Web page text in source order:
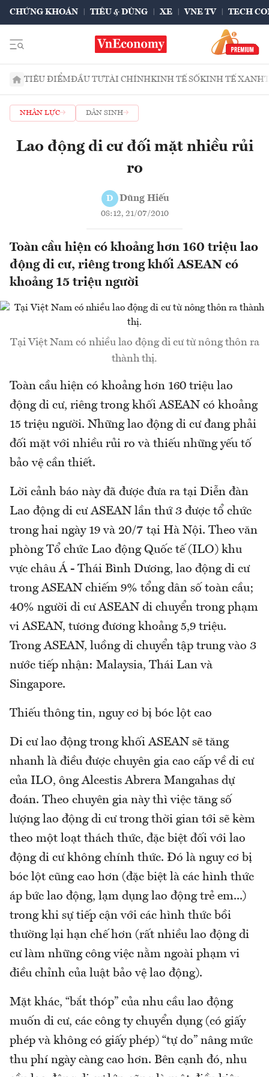
CHỨNG KHOÁN TIÊU & DÙNG XE VNE TV TECH
TIÊU ĐIỂMĐẦU TƯTÀI CHÍNHKINH TẾ SỐKINH TẾ XANH
NHÂN LỰC DÂN SINH
Lao động di cư đối mặt nhiều rủi
ro
D Dũng Hiếu
08:12, 21/07/2010
Toàn cầu hiện có khoảng hơn 160 triệu lao
động di cư, riêng trong khối ASEAN có
khoảng 15 triệu người
Tại Việt Nam có nhiều lao động di cư từ nông thôn ra
thành thị.
Toàn cầu hiện có khoảng hơn 160 triệu lao
động di cư, riêng trong khối ASEAN có khoảng
15 triệu người. Những lao động di cư đang phải
đối mặt với nhiều rủi ro và thiếu những yếu tố
bảo vệ cần thiết.
Lời cảnh báo này đã được đưa ra tại Diễn đàn
Lao động di cư ASEAN lần thứ 3 được tổ chức
trong hai ngày 19 và 20/7 tại Hà Nội. Theo văn
phòng Tổ chức Lao động Quốc tế (ILO) khu
vực châu Á - Thái Bình Dương, lao động di cư
trong ASEAN chiếm 9% tổng dân số toàn cầu;
40% người di cư ASEAN di chuyển trong phạm
vi ASEAN, tương đương khoảng 5,9 triệu.
Trong ASEAN, luồng di chuyển tập trung vào 3
nước tiếp nhận: Malaysia, Thái Lan và
Singapore.
Thiếu thông tin, nguy cơ bị bóc lột cao
Di cư lao động trong khối ASEAN sẽ tăng
nhanh là điều được chuyên gia cao cấp về di cư
của ILO, ông Alcestis Abrera Mangahas dự
đoán. Theo chuyên gia này thì việc tăng số
lượng lao động di cư trong thời gian tới sẽ kèm
theo một loạt thách thức, đặc biệt đối với lao
động di cư không chính thức. Đó là nguy cơ bị
bóc lột cũng cao hơn (đặc biệt là các hình thức
áp bức lao động, lạm dụng lao động trẻ em...)
trong khi sự tiếp cận với các hình thức bồi
thường lại hạn chế hơn (rất nhiều lao động di
cư làm những công việc nằm ngoài phạm vi
điều chỉnh của luật bảo vệ lao động).
Mặt khác, “bắt thóp” của nhu cầu lao động
muốn di cư, các công ty chuyển dụng (có giấy
phép và không có giấy phép) “tự do” nâng mức
thu phí ngày càng cao hơn. Bên cạnh đó, nhu